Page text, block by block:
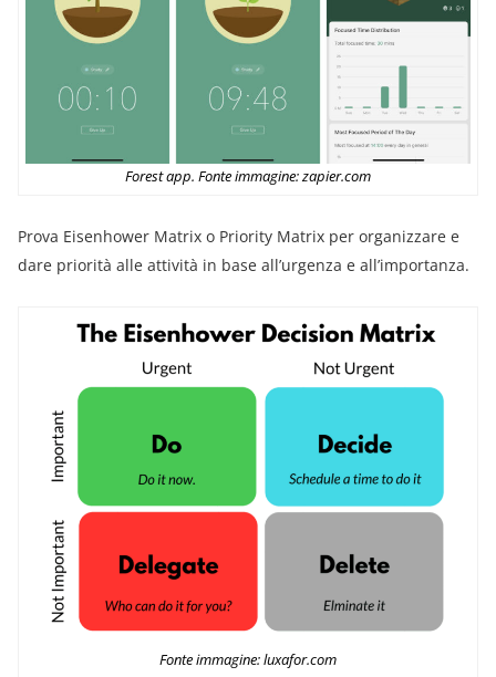
Forest app. Fonte immagine: zapier.com
Prova Eisenhower Matrix o Priority Matrix per organizzare e
dare priorità alle attività in base all’urgenza e all’importanza.
Fonte immagine: luxafor.com